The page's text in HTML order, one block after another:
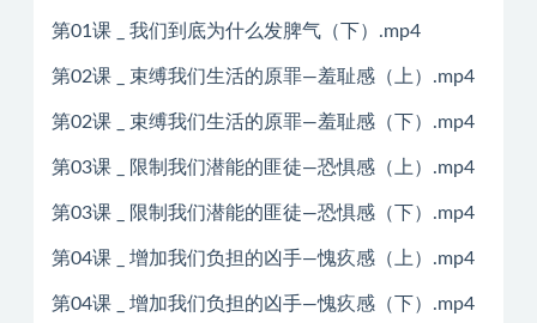
第01课 _ 我们到底为什么发脾气（下）.mp4
第02课 _ 束缚我们生活的原罪—羞耻感（上）.mp4
第02课 _ 束缚我们生活的原罪—羞耻感（下）.mp4
第03课 _ 限制我们潜能的匪徒—恐惧感（上）.mp4
第03课 _ 限制我们潜能的匪徒—恐惧感（下）.mp4
第04课 _ 增加我们负担的凶手—愧疚感（上）.mp4
第04课 _ 增加我们负担的凶手—愧疚感（下）.mp4